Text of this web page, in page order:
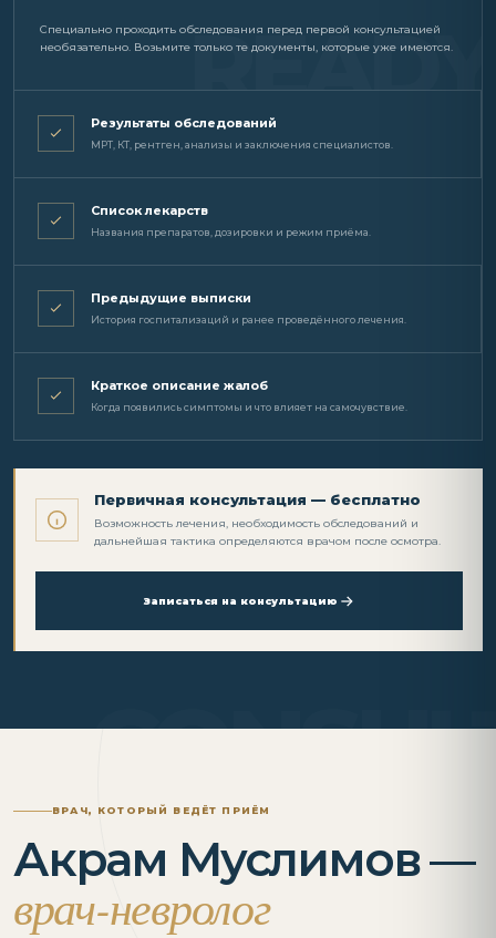
Специально проходить обследования перед первой консультацией
необязательно. Возьмите только те документы, которые уже имеются.
Результаты обследований
МРТ, КТ, рентген, анализы и заключения специалистов.
Список лекарств
Названия препаратов, дозировки и режим приёма.
Предыдущие выписки
История госпитализаций и ранее проведённого лечения.
Краткое описание жалоб
Когда появились симптомы и что влияет на самочувствие.
Первичная консультация — бесплатно
Возможность лечения, необходимость обследований и
дальнейшая тактика определяются врачом после осмотра.
Записаться на консультацию
ВРАЧ, КОТОРЫЙ ВЕДЁТ ПРИЁМ
Акрам Муслимов —
врач-невролог